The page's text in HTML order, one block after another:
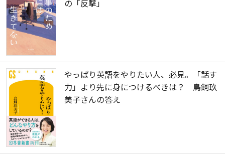
の「反撃」
やっぱり英語をやりたい人、必見。「話す
力」より先に身につけるべきは？ 鳥飼玖
美子さんの答え